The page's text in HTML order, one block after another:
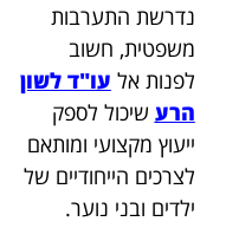
נדרשת התערבות
משפטית, חשוב
לפנות אל עו"ד לשון
הרע שיכול לספק
ייעוץ מקצועי ומותאם
לצרכים הייחודיים של
ילדים ובני נוער.